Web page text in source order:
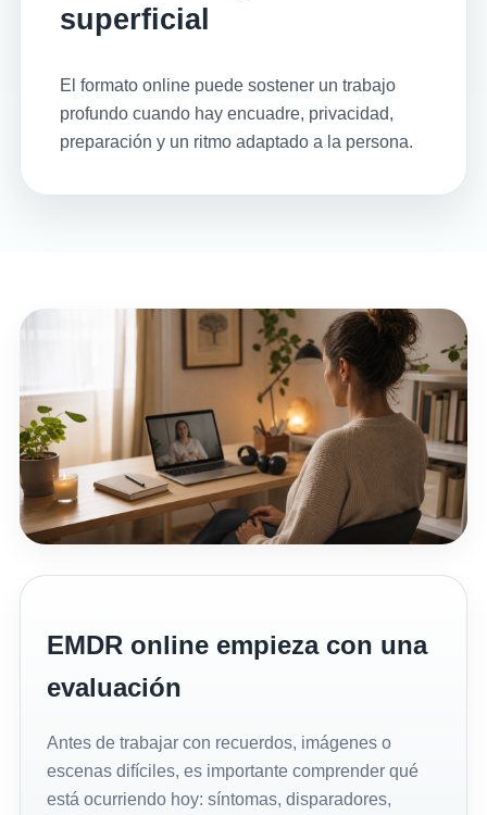
superficial
El formato online puede sostener un trabajo
profundo cuando hay encuadre, privacidad,
preparación y un ritmo adaptado a la persona.
EMDR online empieza con una
evaluación
Antes de trabajar con recuerdos, imágenes o
escenas difíciles, es importante comprender qué
está ocurriendo hoy: síntomas, disparadores,